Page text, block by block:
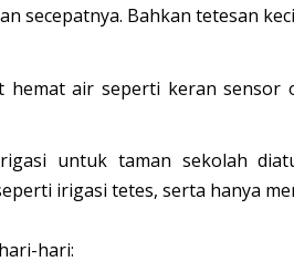
secepatnya. Bahkan tetesan
hemat air seperti keran sensor
untuk taman sekolah
irigasi tetes, serta hanya
hari: